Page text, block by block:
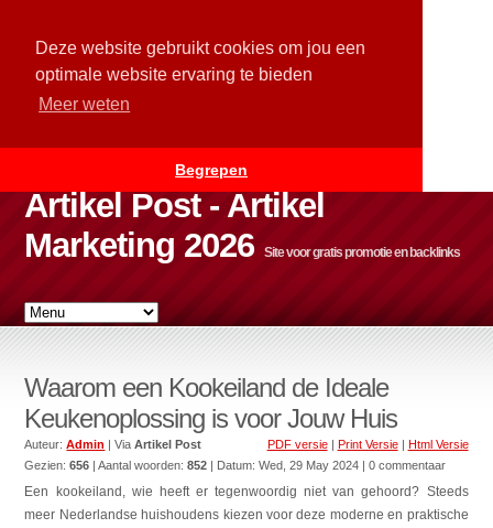
Deze website gebruikt cookies om jou een
optimale website ervaring te bieden
Meer weten
Begrepen
Artikel Post - Artikel
Marketing 2026
Site voor gratis promotie en backlinks
Waarom een Kookeiland de Ideale
Keukenoplossing is voor Jouw Huis
PDF versie| Print Versie| Html Versie
Auteur:Admin | ViaArtikel Post
Gezien:656 | Aantal woorden:852 | Datum:Wed, 29 May 2024 | 0 commentaar
Een kookeiland, wie heeft er tegenwoordig niet van gehoord? Steeds
meer Nederlandse huishoudens kiezen voor deze moderne en praktische